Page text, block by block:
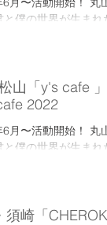
僕の世界が生まれ
山「y's cafe
2022
月〜活動開始！ 丸
僕の世界が生まれ
崎「